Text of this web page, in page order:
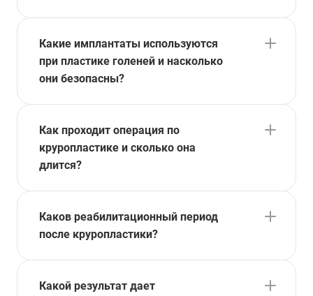
Какие имплантаты используются
при пластике голеней и насколько
они безопасны?
Как проходит операция по
круропластике и сколько она
длится?
Каков реабилитационный период
после круропластики?
Какой результат дает